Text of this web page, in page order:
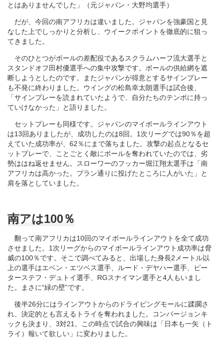
とはありませんでした」（元ジャパン・大野均選手）
だが、今回の南アフリカは違いました。ジャパンを強豪国と見
なした上でしっかりと分析し、ウイークポイントを徹底的に狙っ
てきました。
そのひとつがボールの差配役であるスクラムハーフ流大選手と
スタンドオフ田村優選手への集中攻撃です。ボールの供給網を遮
断しようとしたのです。またジャパンが得意とするサインプレー
も不発に終わりました。ウイングの松島幸太朗選手は試合後、
「サインプレーを読まれていたようで、自分たちのテンポに持っ
ていけなかった」と語りました。
セットプレーも同様です。ジャパンのマイボールラインアウト
は13回ありましたが、成功したのは8回。1次リーグでは90％を超
えていた成功率が、62％にまで落ちました。攻撃の起点となるセ
ットプレーで、ことごとく敵にボールを奪われていたのでは、劣
勢ははね返せません。スローワーのフッカー堀江翔太選手は「南
アフリカは高かった。プラン通りに投げたところに人がいた」と
肩を落としていました。
南アは100％
翻って南アフリカは10回のマイボールラインアウトを全て成功
させました。1次リーグからのマイボールラインアウト成功率は脅
威の100％です。そこで調べてみると、出場した身長2メートル以
上の選手はエベン・エツベス選手、ルード・デヤハー選手、ピー
ターステフ・デュトイ選手、RGスナイマン選手と4人もいまし
た。まさに“緑の壁”です。
後半26分にはラインアウトからのドライビングモールに蹂躙さ
れ、決定的とも言えるトライを奪われました。コンバージョンキ
ックも決まり、3対21。この時点で試合の興味は「日本も一矢（ト
ライ）報いて欲しい」に変わりました。